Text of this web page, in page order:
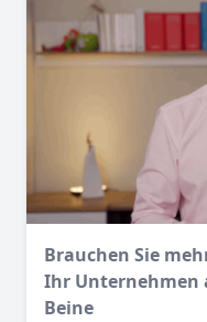
Brauchen Sie
Ihr Unternehmen
Beine